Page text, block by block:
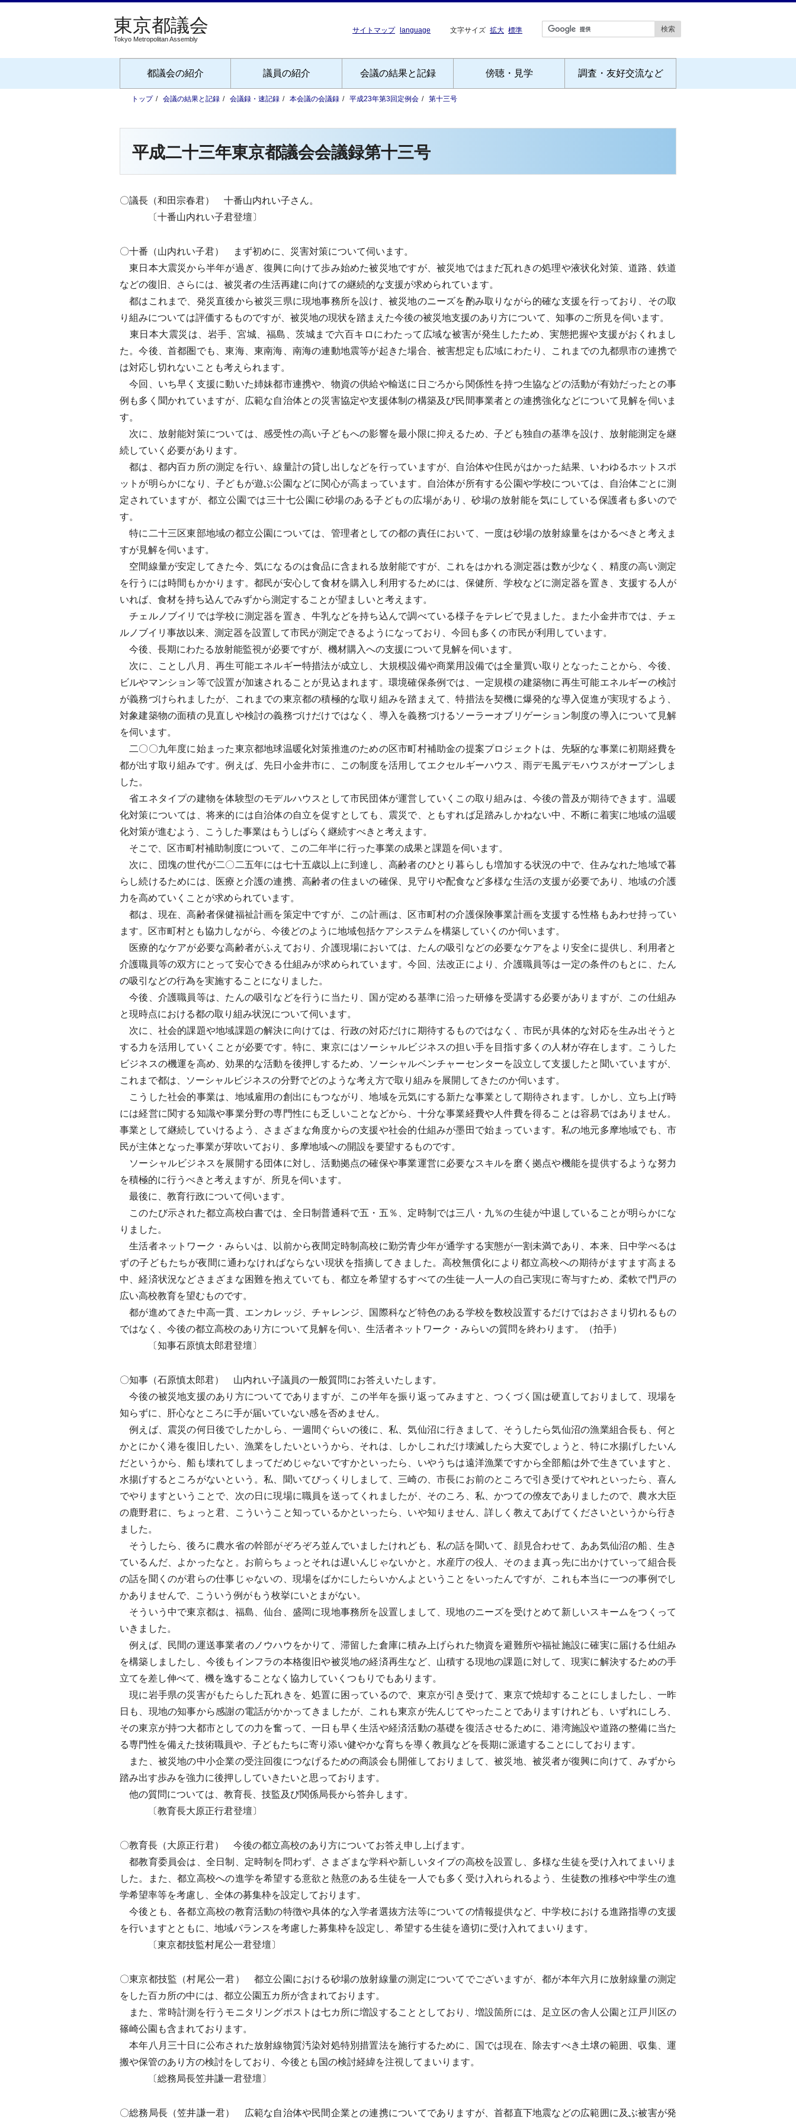
Tokyo Metropolitan Assembly
サイトマップ language 文字サイズ 拡大 標準
都議会の紹介 議員の紹介 会議の結果と記録 傍聴・見学 調査・友好交流など
トップ 会議の結果と記録 会議録・速記録 本会議の会議録 平成23年第3回定例会 第十三号
平成二十三年東京都議会会議録第十三号
〇議長（和田宗春君） 十番山内れい子さん。
〔十番山内れい子君登壇〕
〇十番（山内れい子君） まず初めに、災害対策について伺います。
東日本大震災から半年が過ぎ、復興に向けて歩み始めた被災地ですが、被災地ではまだ瓦れきの処理や液状化対策、道路、鉄道
などの復旧、さらには、被災者の生活再建に向けての継続的な支援が求められています。
都はこれまで、発災直後から被災三県に現地事務所を設け、被災地のニーズを酌み取りながら的確な支援を行っており、その取
り組みについては評価するものですが、被災地の現状を踏まえた今後の被災地支援のあり方について、知事のご所見を伺います。
東日本大震災は、岩手、宮城、福島、茨城まで六百キロにわたって広域な被害が発生したため、実態把握や支援がおくれまし
た。今後、首都圏でも、東海、東南海、南海の連動地震等が起きた場合、被害想定も広域にわたり、これまでの九都県市の連携で
は対応し切れないことも考えられます。
今回、いち早く支援に動いた姉妹都市連携や、物資の供給や輸送に日ごろから関係性を持つ生協などの活動が有効だったとの事
例も多く聞かれていますが、広範な自治体との災害協定や支援体制の構築及び民間事業者との連携強化などについて見解を伺いま
す。
次に、放射能対策については、感受性の高い子どもへの影響を最小限に抑えるため、子ども独自の基準を設け、放射能測定を継
続していく必要があります。
都は、都内百カ所の測定を行い、線量計の貸し出しなどを行っていますが、自治体や住民がはかった結果、いわゆるホットスポ
ットが明らかになり、子どもが遊ぶ公園などに関心が高まっています。自治体が所有する公園や学校については、自治体ごとに測
定されていますが、都立公園では三十七公園に砂場のある子どもの広場があり、砂場の放射能を気にしている保護者も多いので
す。
特に二十三区東部地域の都立公園については、管理者としての都の責任において、一度は砂場の放射線量をはかるべきと考えま
すが見解を伺います。
空間線量が安定してきた今、気になるのは食品に含まれる放射能ですが、これをはかれる測定器は数が少なく、精度の高い測定
を行うには時間もかかります。都民が安心して食材を購入し利用するためには、保健所、学校などに測定器を置き、支援する人が
いれば、食材を持ち込んでみずから測定することが望ましいと考えます。
チェルノブイリでは学校に測定器を置き、牛乳などを持ち込んで調べている様子をテレビで見ました。また小金井市では、チェ
ルノブイリ事故以来、測定器を設置して市民が測定できるようになっており、今回も多くの市民が利用しています。
今後、長期にわたる放射能監視が必要ですが、機材購入への支援について見解を伺います。
次に、ことし八月、再生可能エネルギー特措法が成立し、大規模設備や商業用設備では全量買い取りとなったことから、今後、
ビルやマンション等で設置が加速されることが見込まれます。環境確保条例では、一定規模の建築物に再生可能エネルギーの検討
が義務づけられましたが、これまでの東京都の積極的な取り組みを踏まえて、特措法を契機に爆発的な導入促進が実現するよう、
対象建築物の面積の見直しや検討の義務づけだけではなく、導入を義務づけるソーラーオブリゲーション制度の導入について見解
を伺います。
二〇〇九年度に始まった東京都地球温暖化対策推進のための区市町村補助金の提案プロジェクトは、先駆的な事業に初期経費を
都が出す取り組みです。例えば、先日小金井市に、この制度を活用してエクセルギーハウス、雨デモ風デモハウスがオープンしま
した。
省エネタイプの建物を体験型のモデルハウスとして市民団体が運営していくこの取り組みは、今後の普及が期待できます。温暖
化対策については、将来的には自治体の自立を促すとしても、震災で、ともすれば足踏みしかねない中、不断に着実に地域の温暖
化対策が進むよう、こうした事業はもうしばらく継続すべきと考えます。
そこで、区市町村補助制度について、この二年半に行った事業の成果と課題を伺います。
次に、団塊の世代が二〇二五年には七十五歳以上に到達し、高齢者のひとり暮らしも増加する状況の中で、住みなれた地域で暮
らし続けるためには、医療と介護の連携、高齢者の住まいの確保、見守りや配食など多様な生活の支援が必要であり、地域の介護
力を高めていくことが求められています。
都は、現在、高齢者保健福祉計画を策定中ですが、この計画は、区市町村の介護保険事業計画を支援する性格もあわせ持ってい
ます。区市町村とも協力しながら、今後どのように地域包括ケアシステムを構築していくのか伺います。
医療的なケアが必要な高齢者がふえており、介護現場においては、たんの吸引などの必要なケアをより安全に提供し、利用者と
介護職員等の双方にとって安心できる仕組みが求められています。今回、法改正により、介護職員等は一定の条件のもとに、たん
の吸引などの行為を実施することになりました。
今後、介護職員等は、たんの吸引などを行うに当たり、国が定める基準に沿った研修を受講する必要がありますが、この仕組み
と現時点における都の取り組み状況について伺います。
次に、社会的課題や地域課題の解決に向けては、行政の対応だけに期待するものではなく、市民が具体的な対応を生み出そうと
する力を活用していくことが必要です。特に、東京にはソーシャルビジネスの担い手を目指す多くの人材が存在します。こうした
ビジネスの機運を高め、効果的な活動を後押しするため、ソーシャルベンチャーセンターを設立して支援したと聞いていますが、
これまで都は、ソーシャルビジネスの分野でどのような考え方で取り組みを展開してきたのか伺います。
こうした社会的事業は、地域雇用の創出にもつながり、地域を元気にする新たな事業として期待されます。しかし、立ち上げ時
には経営に関する知識や事業分野の専門性にも乏しいことなどから、十分な事業経費や人件費を得ることは容易ではありません。
事業として継続していけるよう、さまざまな角度からの支援や社会的仕組みが墨田で始まっています。私の地元多摩地域でも、市
民が主体となった事業が芽吹いており、多摩地域への開設を要望するものです。
ソーシャルビジネスを展開する団体に対し、活動拠点の確保や事業運営に必要なスキルを磨く拠点や機能を提供するような努力
を積極的に行うべきと考えますが、所見を伺います。
最後に、教育行政について伺います。
このたび示された都立高校白書では、全日制普通科で五・五％、定時制では三八・九％の生徒が中退していることが明らかにな
りました。
生活者ネットワーク・みらいは、以前から夜間定時制高校に勤労青少年が通学する実態が一割未満であり、本来、日中学べるは
ずの子どもたちが夜間に通わなければならない現状を指摘してきました。高校無償化により都立高校への期待がますます高まる
中、経済状況などさまざまな困難を抱えていても、都立を希望するすべての生徒一人一人の自己実現に寄与すため、柔軟で門戸の
広い高校教育を望むものです。
都が進めてきた中高一貫、エンカレッジ、チャレンジ、国際科など特色のある学校を数校設置するだけではおさまり切れるもの
ではなく、今後の都立高校のあり方について見解を伺い、生活者ネットワーク・みらいの質問を終わります。（拍手）
〔知事石原慎太郎君登壇〕
〇知事（石原慎太郎君） 山内れい子議員の一般質問にお答えいたします。
今後の被災地支援のあり方についてでありますが、この半年を振り返ってみますと、つくづく国は硬直しておりまして、現場を
知らずに、肝心なところに手が届いていない感を否めません。
例えば、震災の何日後でしたかしら、一週間ぐらいの後に、私、気仙沼に行きまして、そうしたら気仙沼の漁業組合長も、何と
かとにかく港を復旧したい、漁業をしたいというから、それは、しかしこれだけ壊滅したら大変でしょうと、特に水揚げしたいん
だというから、船も壊れてしまってだめじゃないですかといったら、いやうちは遠洋漁業ですから全部船は外で生きていますと、
水揚げするところがないという。私、聞いてびっくりしまして、三崎の、市長にお前のところで引き受けてやれといったら、喜ん
でやりますということで、次の日に現場に職員を送ってくれましたが、そのころ、私、かつての僚友でありましたので、農水大臣
の鹿野君に、ちょっと君、こういうこと知っているかといったら、いや知りません、詳しく教えてあげてくださいというから行き
ました。
そうしたら、後ろに農水省の幹部がぞろぞろ並んでいましたけれども、私の話を聞いて、顔見合わせて、ああ気仙沼の船、生き
ているんだ、よかったなと。お前らちょっとそれは遅いんじゃないかと。水産庁の役人、そのまま真っ先に出かけていって組合長
の話を聞くのが君らの仕事じゃないの、現場をばかにしたらいかんよということをいったんですが、これも本当に一つの事例でし
かありませんで、こういう例がもう枚挙にいとまがない。
そういう中で東京都は、福島、仙台、盛岡に現地事務所を設置しまして、現地のニーズを受けとめて新しいスキームをつくって
いきました。
例えば、民間の運送事業者のノウハウをかりて、滞留した倉庫に積み上げられた物資を避難所や福祉施設に確実に届ける仕組み
を構築しましたし、今後もインフラの本格復旧や被災地の経済再生など、山積する現地の課題に対して、現実に解決するための手
立てを差し伸べて、機を逸することなく協力していくつもりでもあります。
現に岩手県の災害がもたらした瓦れきを、処置に困っているので、東京が引き受けて、東京で焼却することにしましたし、一昨
日も、現地の知事から感謝の電話がかかってきましたが、これも東京が先んじてやったことでありますけれども、いずれにしろ、
その東京が持つ大都市としての力を奮って、一日も早く生活や経済活動の基礎を復活させるために、港湾施設や道路の整備に当た
る専門性を備えた技術職員や、子どもたちに寄り添い健やかな育ちを導く教員などを長期に派遣することにしております。
また、被災地の中小企業の受注回復につなげるための商談会も開催しておりまして、被災地、被災者が復興に向けて、みずから
踏み出す歩みを強力に後押ししていきたいと思っております。
他の質問については、教育長、技監及び関係局長から答弁します。
〔教育長大原正行君登壇〕
〇教育長（大原正行君） 今後の都立高校のあり方についてお答え申し上げます。
都教育委員会は、全日制、定時制を問わず、さまざまな学科や新しいタイプの高校を設置し、多様な生徒を受け入れてまいりま
した。また、都立高校への進学を希望する意欲と熱意のある生徒を一人でも多く受け入れられるよう、生徒数の推移や中学生の進
学希望率等を考慮し、全体の募集枠を設定しております。
今後とも、各都立高校の教育活動の特徴や具体的な入学者選抜方法等についての情報提供など、中学校における進路指導の支援
を行いますとともに、地域バランスを考慮した募集枠を設定し、希望する生徒を適切に受け入れてまいります。
〔東京都技監村尾公一君登壇〕
〇東京都技監（村尾公一君） 都立公園における砂場の放射線量の測定についてでございますが、都が本年六月に放射線量の測定
をした百カ所の中には、都立公園五カ所が含まれております。
また、常時計測を行うモニタリングポストは七カ所に増設することとしており、増設箇所には、足立区の舎人公園と江戸川区の
篠崎公園も含まれております。
本年八月三十日に公布された放射線物質汚染対処特別措置法を施行するために、国では現在、除去すべき土壌の範囲、収集、運
搬や保管のあり方の検討をしており、今後とも国の検討経緯を注視してまいります。
〔総務局長笠井謙一君登壇〕
〇総務局長（笠井謙一君） 広範な自治体や民間企業との連携についてでありますが、首都直下地震などの広範囲に及ぶ被害が発